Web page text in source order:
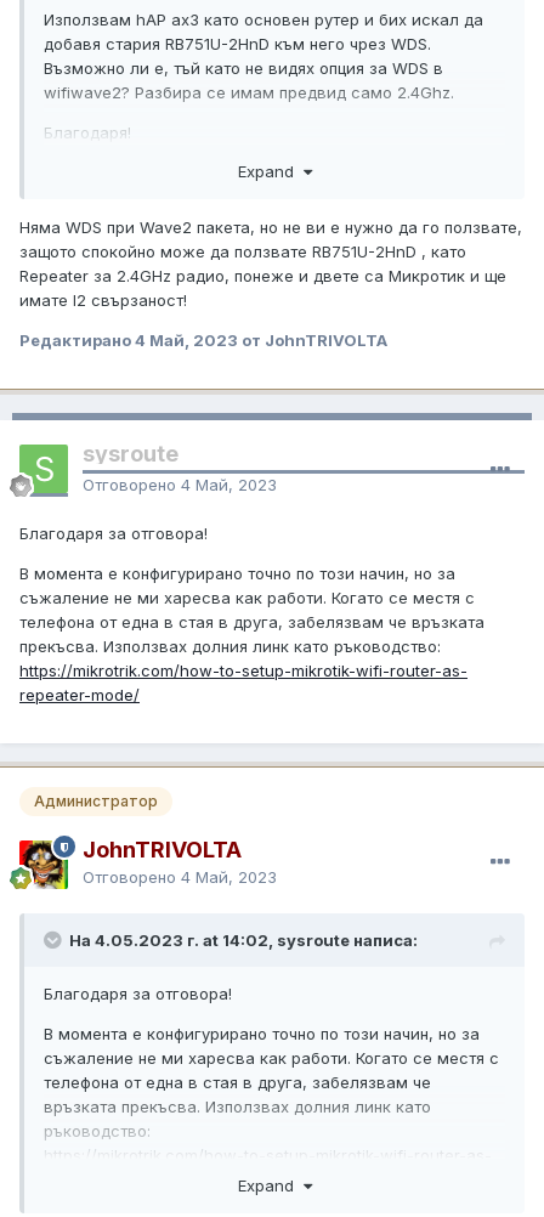
Използвам hAP ax3 като основен рутер и бих искал да
добавя стария RB751U-2HnD към него чрез WDS.
Възможно ли е, тъй като не видях опция за WDS в
wifiwave2? Разбира се имам предвид само 2.4Ghz.
Благодаря!
Expand
Няма WDS при Wave2 пакета, но не ви е нужно да го ползвате,
защото спокойно може да ползвате RB751U-2HnD , като
Repeater за 2.4GHz радио, понеже и двете са Микротик и ще
имате l2 свързаност!
Редактирано4 Май, 2023 от JohnTRIVOLTA
sysroute
Отговорено 4 Май, 2023
Благодаря за отговора!
В момента е конфигурирано точно по този начин, но за
съжаление не ми харесва как работи. Когато се местя с
телефона от една в стая в друга, забелязвам че връзката
прекъсва. Използвах долния линк като ръководство:
https://mikrotrik.com/how-to-setup-mikrotik-wifi-router-as-
repeater-mode/
Администратор
JohnTRIVOLTA
Отговорено 4 Май, 2023
На 4.05.2023 г. at 14:02, sysroute написа:
Благодаря за отговора!
В момента е конфигурирано точно по този начин, но за
съжаление не ми харесва как работи. Когато се местя с
телефона от една в стая в друга, забелязвам че
връзката прекъсва. Използвах долния линк като
ръководство:
https://mikrotrik.com/how-to-setup-mikrotik-wifi-router-as-
Expand